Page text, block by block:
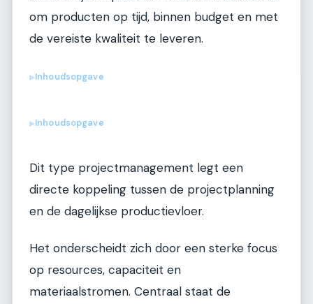
om producten op tijd, binnen budget en met
de vereiste kwaliteit te leveren.
▶Inhoudsopgave
▶Inhoudsopgave
Dit type projectmanagement legt een
directe koppeling tussen de projectplanning
en de dagelijkse productievloer.
Het onderscheidt zich door een sterke focus
op resources, capaciteit en
materiaalstromen. Centraal staat de